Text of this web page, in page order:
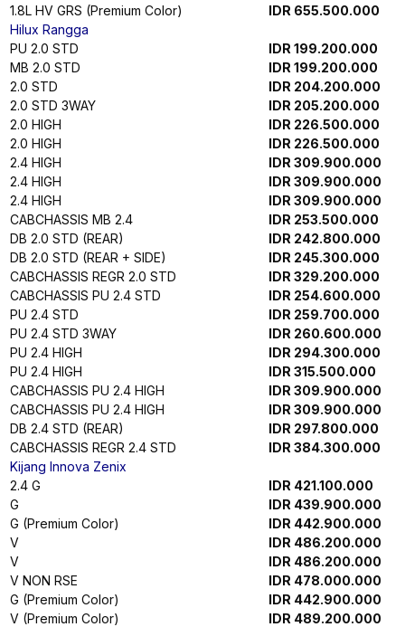
V NON RSE
IDR 478.000.000
G (Premium Color)
V (Premium Color)
IDR 489.200.000
V NON RSE (Premium Color)
IDR 481.000.000
G HV
IDR 477.500.000
G HV
IDR 477.500.000
V HV
IDR 552.800.000
V HV
IDR 552.800.000
V HV NON MOD
IDR 542.800.000
V HV NON RSE
IDR 544.500.000
G HV (Premium Color)
IDR 480.400.000
G HV (Premium Color)
IDR 480.400.000
V HV (Premium Color)
IDR 555.700.000
V HV NON MOD (Premium Color)
IDR 545.800.000
V HV NON RSE (Premium Color)
IDR 547.400.000
V HV NON MOD NON RSE
IDR 534.600.000
Q HV TSS
IDR 628.200.000
Q HV TSS
IDR 628.200.000
Q HV TSS NON MOD
IDR 618.300.000
Q HV TSS NON RSE
IDR 619.900.000
V HV NON MOD NON RSE (Premium Color)
IDR 537.500.000
Q HV TSS (Premium Color)
IDR 631.100.000
Q HV TSS (Premium Color)
IDR 631.100.000
Q HV TSS NON MOD (Premium Color)
IDR 621.200.000
Q HV TSS NON RSE (Premium Color)
New Agya
1.2 E
IDR 177.600.000
1.2 G
IDR 185.100.000
1.2 STYLIX
IDR 204.800.000
1.2 GRS Premium One Tone
IDR 250.800.000
1.2 GRS One Tone
IDR 258.200.000
1.2 GRS Premium Two Tone
IDR 269.900.000
1.2 GRS Two Tone
IDR 260.800.000